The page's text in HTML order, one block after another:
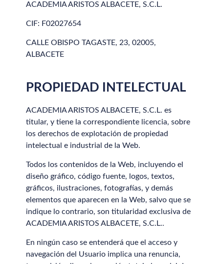
ACADEMIA ARISTOS ALBACETE, S.C.L.
CIF: F02027654
CALLE OBISPO TAGASTE, 23, 02005,
ALBACETE
PROPIEDAD INTELECTUAL
ACADEMIA ARISTOS ALBACETE, S.C.L. es
titular, y tiene la correspondiente licencia, sobre
los derechos de explotación de propiedad
intelectual e industrial de la Web.
Todos los contenidos de la Web, incluyendo el
diseño gráfico, código fuente, logos, textos,
gráficos, ilustraciones, fotografías, y demás
elementos que aparecen en la Web, salvo que se
indique lo contrario, son titularidad exclusiva de
ACADEMIA ARISTOS ALBACETE, S.C.L..
En ningún caso se entenderá que el acceso y
navegación del Usuario implica una renuncia,